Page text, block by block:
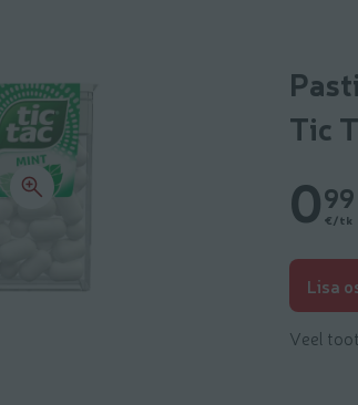
Tic
099
€/tk
Lisa
Veel